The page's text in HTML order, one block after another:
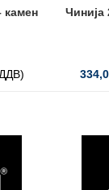
камен
Чинија